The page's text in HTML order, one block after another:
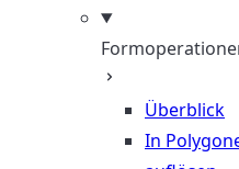
Überblick
In